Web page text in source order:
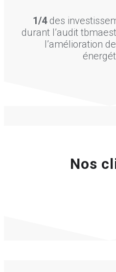
1/4des
durant l’audit
l’amélioration
Nos